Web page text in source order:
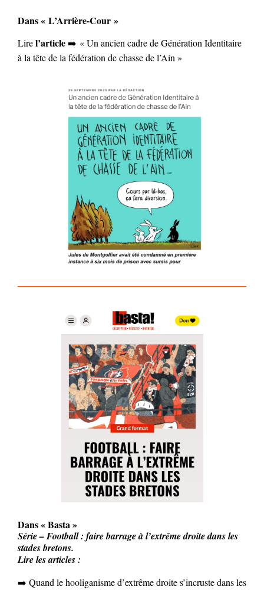
Dans « L’Arrière-Cour »
Lirel’article➡️ « Un ancien cadre de Génération Identitaire
à la tête de la fédération de chasse de l’Ain »
Dans « Basta »
Série – Football : faire barrage à l’extrême droite dans les
stades bretons.
Lire les articles :
➡️ Quand le hooliganisme d’extrême droite s’incruste dans les